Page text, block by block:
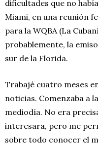
dificultades que no
Miami, en una reunión
para la WQBA (La
probablemente, la
sur de la Florida.
Trabajé cuatro meses
noticias. Comenzaba a
mediodía. No era
interesara, pero me
sobre todo conocer el